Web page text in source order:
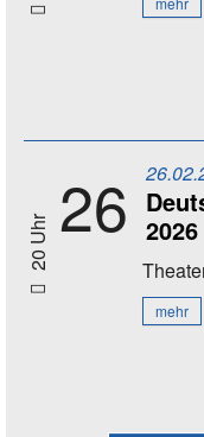
20 Uhr 26 2026
mehr